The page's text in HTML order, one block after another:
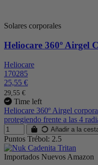
Solares corporales
Heliocare 360º Airgel
Heliocare
170285
25,55 €
29,55 €
Time left
Heliocare 360º Airgel
protegiendo frente a las 4
Añadir a la
Puntos Trébol: 2.5
Importados Nuevos Amazon